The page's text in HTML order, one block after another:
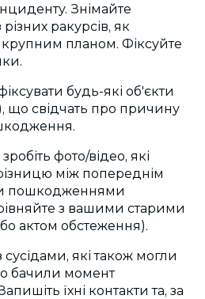
Знімайте
ракурсів, як
крупним планом. Фіксуйте
будь-які об'єкти
що свідчать про причину
фото/відео, які
між попереднім
пошкодженнями
з вашими старими
актом обстеження).
сусідами, які також могли
бачили момент
їхні контакти та, за